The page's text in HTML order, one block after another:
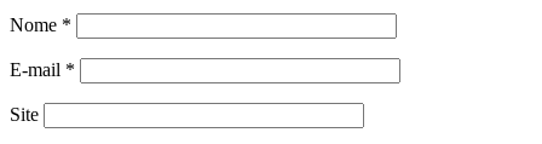
Nome *
E-mail *
Site